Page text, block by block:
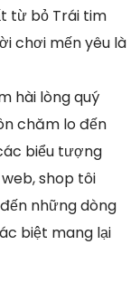
từ bỏ Trái tim
chơi mến yêu là
hài lòng quý
chăm lo đến
biểu tượng
shop tôi
những dòng
biệt mang lại